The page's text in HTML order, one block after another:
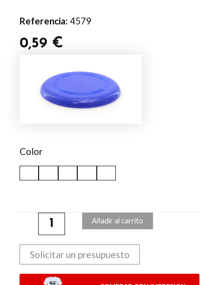
Referencia: 4579
0,59 €
Color
cantidad
Añadir al carrito
Solicitar un presupuesto